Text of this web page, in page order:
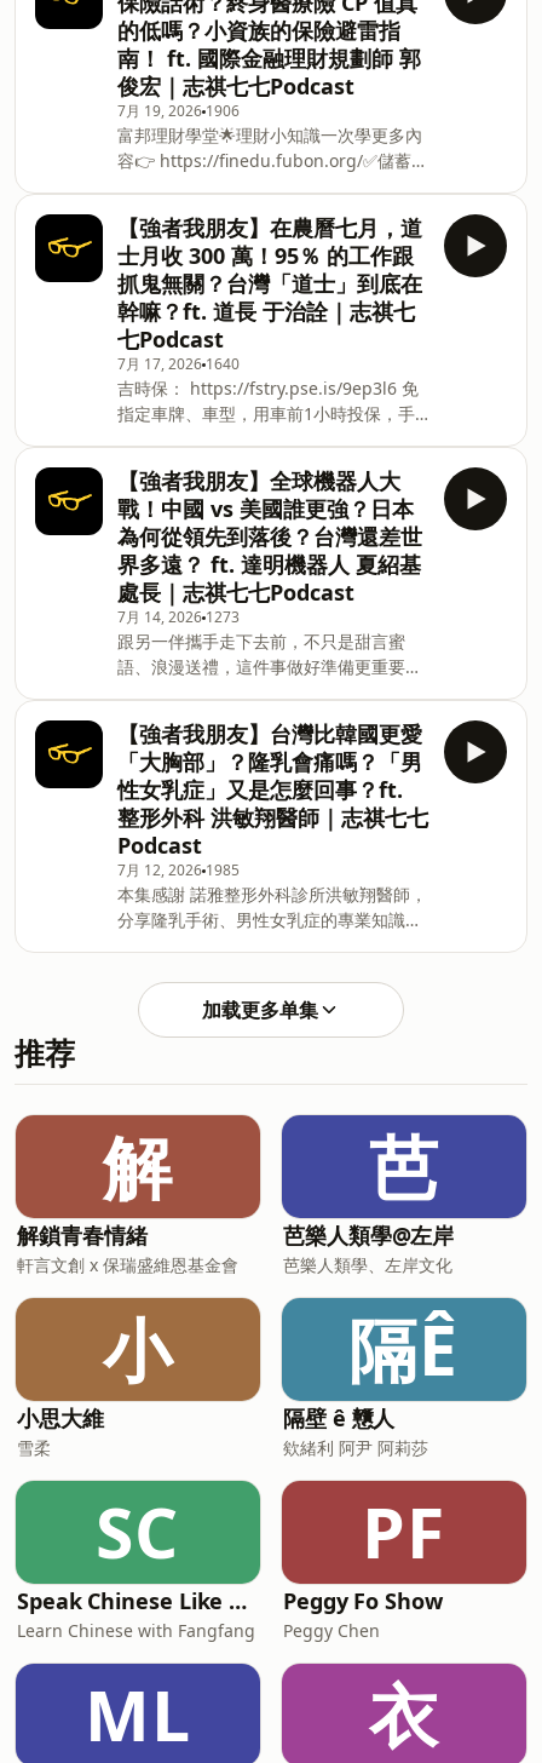
早治療？拖延會有什麼後果？ → 身為醫
師的她，怎麼一步步發現先生確診失智前
的徵兆？ → 從崩潰對抗到學習接受，她
走
別轉換可能產生匯兌損失，應評估涉及自
身情況審慎投資。完整注意事項詳見網站
資訊。 —— 以上為 Firstory Podcast 廣
告 —— 台新臺灣 IC 設計（基金之配息來
源可能為收益平準金），精選台灣 IC 設
計優質企業，一次布局產業龍頭。掌握 AI
半導體成長契機，讓投資更有效率！
&nbsp;了解更多 🔗
https://fstry.pse.is/9et75q 投資一定有
風險，基金投資有賺有賠，申購前應詳閱
公開說明書。台新投信行銷資訊 —— 以
上為 KKBOX 與 Firstory Podcast 廣告
—— Hiho～大家好，我是志祺，這集來
聊聊的來賓是⋯⋯諮商心理師 黃柏嘉
的低嗎？小資族的保險避雷指
南！ ft. 國際金融理財規劃師 郭
俊宏｜志祺七七Podcast
7月 19, 2026 1906
富邦理財學堂🌟理財小知識一次學更多內
容👉 https://finedu.fubon.org/✅儲蓄、
「錢力升級」單元，深度了解理財✏️線上
課程影片：18 單元、65 堂課、20 份講
義，大人小孩一起學習理財知識✨學生觀
課、繳交學習單還可以領取獎勵，用點數
兌換 momo 幣！＃富邦理財學堂 ＃理財
本集節目與「富邦文教基金會」合作播
出。Hiho～大家好，我是志祺，這集來聊
聊的來賓是⋯⋯國際金融理財規劃師 郭俊
宏！這集你會聽到⋯⋯→ 在生活當中最容
易遇到的保險問題→ &nbsp;車子的保險
要保那些保多少？→ 旅平險需要注意什
麼？→ 為什麼很多人不推薦儲蓄險？→ 拔
牙不理賠，是哪裡出問題？→ 微創手術不
理賠？→ 醫美手術，保險會理賠嗎？→ 沒
有誠實的填寫健康告知書是常見問題嗎？
→ 實支實付醫療險已經不夠用了？→
&nbsp;第一張保單怎麼選？→ 怎麼判斷
自己的
【強者我朋友】在農曆七月，道
士月收 300 萬！95％ 的工作跟
抓鬼無關？台灣「道士」到底在
幹嘛？ft. 道長 于治詮｜志祺七
七Podcast
7月 17, 2026 1640
吉時保： https://fstry.pse.is/9ep3l6 免
指定車牌、車型，用車前1小時投保，手
369-168｜104台北市中山區南京東路三
段130號8-13樓 —— 以上為 Firstory
Podcast 廣告 —— Hiho～大家好，我是
志祺，這集來聊聊的來賓是⋯⋯道長 于治
詮！這集你會聽到⋯⋯→ 道士是否可以結
婚？→ 道士只能吃素嗎？→ 道士只能男生
來當？→ 道士的工作就是在抓鬼？→ 成為
道士需要的條件是什麼？→ 年輕人為何想
做道士？→ 大家找于道長通常是為了什
麼？→ 越來越多年輕人做道士？→ 道士的
薪水是多少？→ 有什麼樣的迷信和傳統是
于道長不認同的？＿＿＿＿＿＿＿＿＿＿
＿＿＿＿＿＿＿＿＿&nbsp;🌍 探索世
界・現在就訂閱志祺七七吧 🌍&nbsp;￣
￣￣￣￣￣￣￣￣￣￣￣￣￣￣￣￣￣￣
&nbsp;你現在收聽的是志祺七七 Po
【強者我朋友】全球機器人大
戰！中國 vs 美國誰更強？日本
為何從領先到落後？台灣還差世
界多遠？ ft. 達明機器人 夏紹基
處長｜志祺七七Podcast
7月 14, 2026 1273
跟另一伴攜手走下去前，不只是甜言蜜
語、浪漫送禮，這件事做好準備更重要！
和承諾。別讓對健康的傷害變成愛情的阻
礙，為彼此主動做好HPV預防才能說是
「真愛」。立即諮詢醫師，展現你對愛的
承諾。男女1+1 主動防禦HPV(人類乳突病
毒) https://fstry.pse.is/9ep3s7 —— 以
上為 Firstory Podcast 廣告 —— 吉時
保： https://fstry.pse.is/9ep3l6 免指定
車牌、車型，用車前1小時投保，手機投
保5分鐘新安東京海上產險｜0800-369-
168｜104台北市中山區南京東路三段130
廣告 —— Hiho～大家好，我是志祺，這
集來聊聊的來賓是⋯⋯達明機器人智慧發
【強者我朋友】台灣比韓國更愛
「大胸部」？隆乳會痛嗎？「男
性女乳症」又是怎麼回事？ft.
整形外科 洪敏翔醫師｜志祺七七
Podcast
7月 12, 2026 1985
本集感謝 諾雅整形外科診所洪敏翔醫師，
分享隆乳手術、男性女乳症的專業知識！
師的頻道或IG影片喔！洪敏翔醫師IG影片
&nbsp; instagram.com/drhungmh#洪
集你會聽到⋯⋯→ 隆乳會痛嗎？→ 隆乳手
術需要多少錢？→ 隆乳會讓胸部更早下垂
嗎？→ 隆乳搭飛機會有破掉風險嗎？→ 選
擇隆乳的常見原因是什麼？→ 這十幾年
來，社會對於理想胸型的喜好有什麼變
化？→ 現在大家喜歡哪一種隆乳方式？→
隆乳莢膜攣縮（石頭奶、碗公奶）發生原
因？→ 有什麼手術可以讓胸部變小？→ 什
麼是男性女乳症？→ 要如何檢查乳腺增
生？＿＿＿＿＿＿＿＿＿＿＿＿＿＿＿＿
＿＿＿&nbsp;🌍 探索世界・現在就訂閱
志祺七七吧 🌍&
加载更多单集
推荐
解
解鎖青春情緒
軒言文創 x 保瑞盛維恩基金會
芭
芭樂人類學@左岸
芭樂人類學、左岸文化
小
小思大維
雪柔
隔Ê
隔壁 ê 戇人
欸緒利 阿尹 阿莉莎
SC
Speak Chinese Like A Taiwanese Local
Learn Chinese with Fangfang
PF
Peggy Fo Show
Peggy Chen
ML 衣